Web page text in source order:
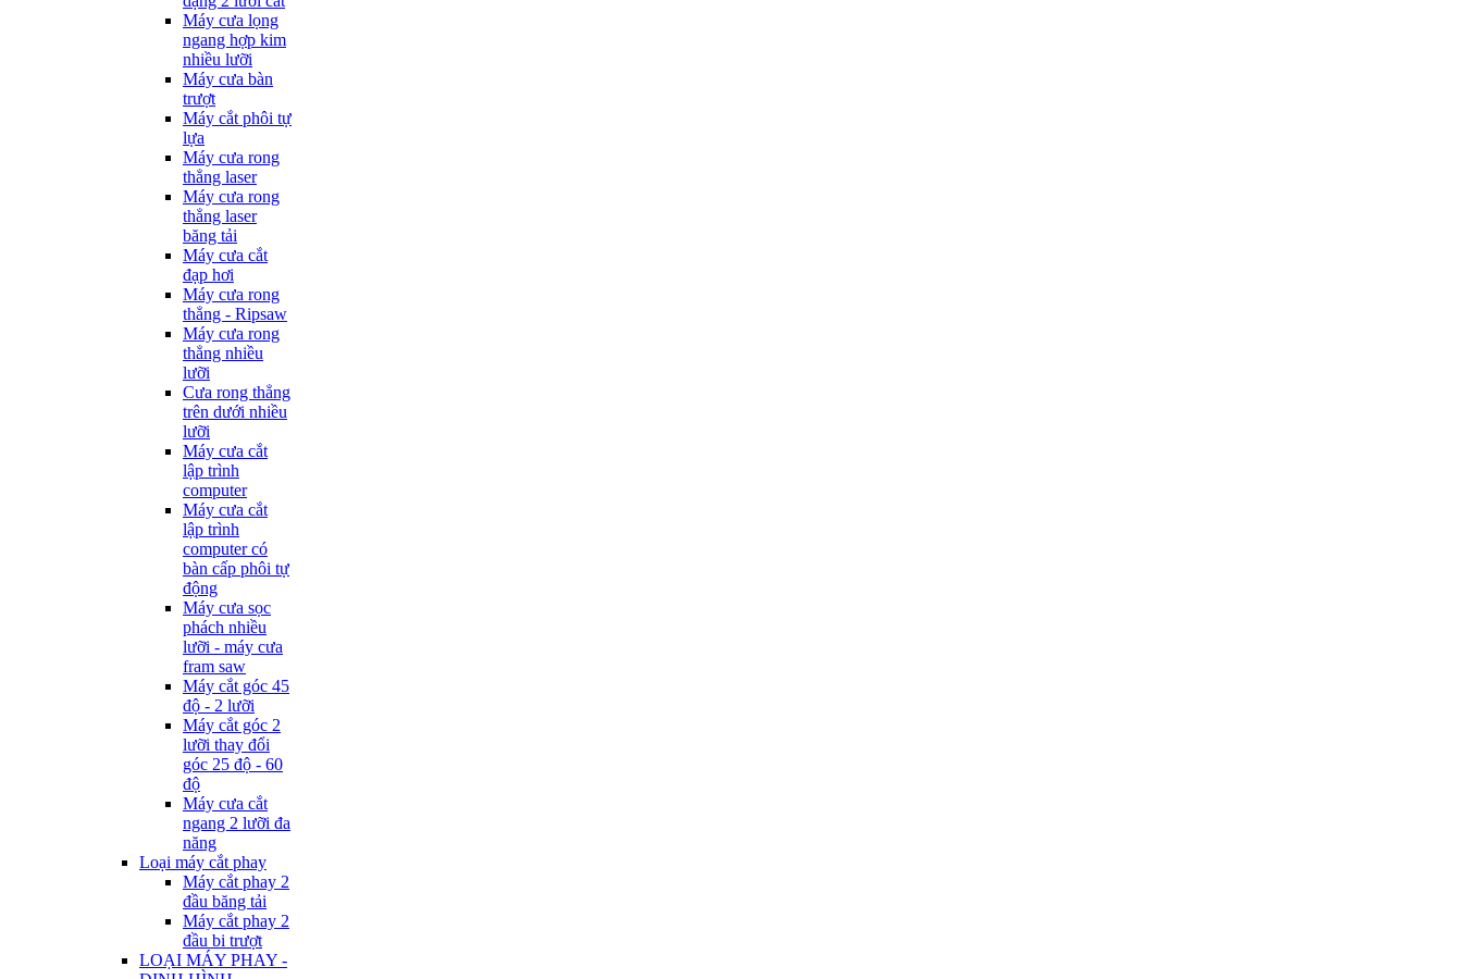
Máy cưa lọng
ngang hợp kim
nhiều lưỡi
Máy cưa bàn
trượt
Máy cắt phôi tự
lựa
Máy cưa rong
thẳng laser
Máy cưa rong
thẳng laser
băng tải
Máy cưa cắt
đạp hơi
Máy cưa rong
thẳng - Ripsaw
Máy cưa rong
thẳng nhiều
lưỡi
Cưa rong thẳng
trên dưới nhiều
lưỡi
Máy cưa cắt
lập trình
computer
Máy cưa cắt
lập trình
computer có
bàn cấp phôi tự
động
Máy cưa sọc
phách nhiều
lưỡi - máy cưa
fram saw
Máy cắt góc 45
độ - 2 lưỡi
Máy cắt góc 2
lưỡi thay đổi
góc 25 độ - 60
độ
Máy cưa cắt
ngang 2 lưỡi đa
năng
Loại máy cắt phay
Máy cắt phay 2
đầu băng tải
Máy cắt phay 2
đầu bi trượt
LOẠI MÁY PHAY -